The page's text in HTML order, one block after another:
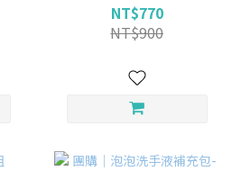
NT$770
NT$900